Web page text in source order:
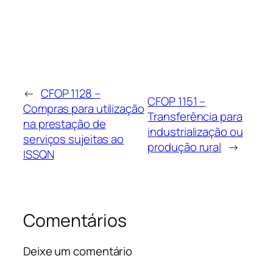
← CFOP 1128 –
Compras para utilização
na prestação de
serviços sujeitas ao
ISSQN
CFOP 1151 –
Transferência para
industrialização ou
produção rural →
Comentários
Deixe um comentário